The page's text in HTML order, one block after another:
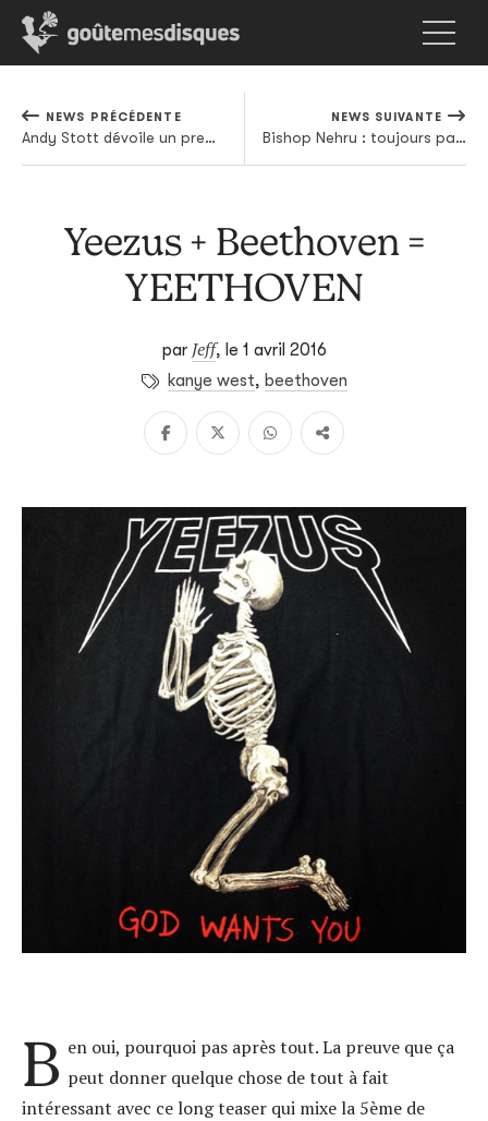
NEWS PRÉCÉDENTE
Andy Stott dévoile un premier titre de son prochain album
NEWS SUIVANTE
Bishop Nehru : toujours pas d'album en vue, mais une nouvelle mixtape arrive
Yeezus + Beethoven =
YEETHOVEN
par Jeff, le 1 avril 2016
kanye west, beethoven
B en oui, pourquoi pas après tout. La preuve que ça
peut donner quelque chose de tout à fait
intéressant avec ce long teaser qui mixe la 5ème de